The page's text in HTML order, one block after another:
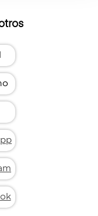
nórdicas
del Sol.
todos los
dulces y
frescos y de alta
frutas, chocolate,
queso, jamón,
de batidos,
desayunos,